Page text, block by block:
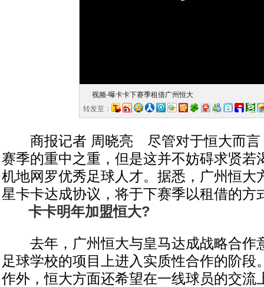
视频-曝卡卡下赛季租借广州恒大
转发至：
商报记者 周晓亮 尽管对于恒大而言
赛季的重中之重，但是这并不妨碍求贤若
机地网罗优秀足球人才。据悉，广州恒大
星卡卡达成协议，将于下赛季以租借的方
卡卡明年加盟恒大?
去年，广州恒大与皇马达成战略合作
足球学校的项目上进入实质性合作的阶段
作外，恒大方面还希望在一线球员的交流